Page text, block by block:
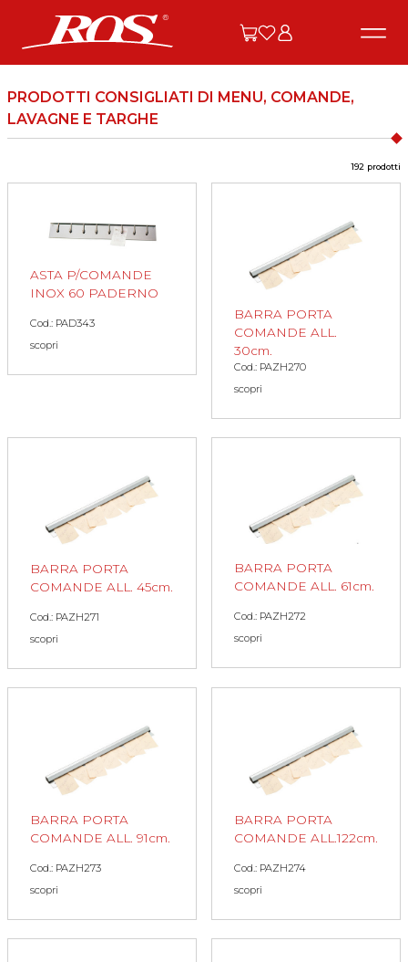
PRODOTTI CONSIGLIATI DI MENU, COMANDE,
LAVAGNE E TARGHE
192 prodotti
ASTA P/COMANDE
INOX 60 PADERNO
Cod.: PAD343
scopri
BARRA PORTA
COMANDE ALL.
30cm.
Cod.: PAZH270
scopri
BARRA PORTA
COMANDE ALL. 45cm.
Cod.: PAZH271
scopri
BARRA PORTA
COMANDE ALL. 61cm.
Cod.: PAZH272
scopri
BARRA PORTA
COMANDE ALL. 91cm.
Cod.: PAZH273
scopri
BARRA PORTA
COMANDE ALL.122cm.
Cod.: PAZH274
scopri